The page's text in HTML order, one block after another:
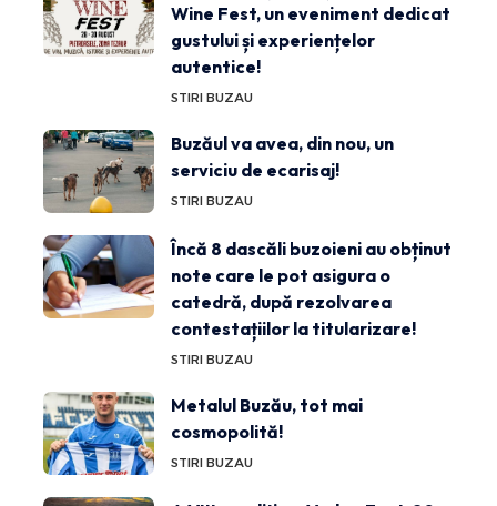
Wine Fest, un eveniment dedicat
gustului și experiențelor
autentice!
STIRI BUZAU
Buzăul va avea, din nou, un
serviciu de ecarisaj!
STIRI BUZAU
Încă 8 dascăli buzoieni au obținut
note care le pot asigura o
catedră, după rezolvarea
contestațiilor la titularizare!
STIRI BUZAU
Metalul Buzău, tot mai
cosmopolită!
STIRI BUZAU